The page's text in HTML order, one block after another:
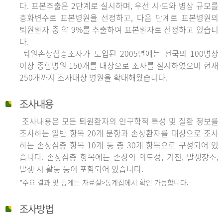
다. 표본추출은 2단계로 실시하며, 우선 시·도와 병상 규모를
층화변수로 표본병원을 선정하고, 다음 단계로 표본병원의
퇴원환자 중 약 9%를 추출하여 표본환자로 선정하고 있습니
다.
퇴원손상심층조사가 도입된 2005년에는 전국의 100병상
이상 종합병원 150개를 대상으로 조사를 실시하였으며 현재
250개까지 조사대상 병원을 확대해왔습니다.
조사내용
조사내용은 모든 퇴원환자의 인구학적 특성 및 질환 정보를
조사하는 일반 항목 20개 문항과 손상환자를 대상으로 조사
하는 손상심층 항목 10개 등 총 30개 항목으로 구성되어 있
습니다. 손상심층 항목에는 손상의 의도성, 기전, 발생장소,
발생 시 활동 등이 포함되어 있습니다.
*주요 결과 및 통계는 자료실>통계집에서 확인 가능합니다.
조사방법